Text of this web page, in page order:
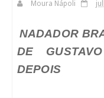
Moura Nápoli
NADADOR
DE
DEPOIS